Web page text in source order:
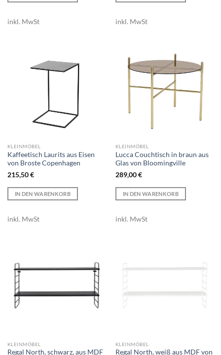
inkl. MwSt inkl. MwSt
KLEINMÖBEL
Kaffeetisch Laurits aus Eisen
von Broste Copenhagen
215,50€
IN DEN WARENKORB
inkl. MwSt
KLEINMÖBEL
Lucca Couchtisch in braun aus
Glas von Bloomingville
289,00€
IN DEN WARENKORB
inkl. MwSt
KLEINMÖBEL
Regal North, schwarz, aus MDF
KLEINMÖBEL
Regal North, weiß aus MDF von